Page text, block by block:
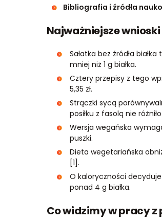
Bibliografia i źródła
Najważniejsze
Sałatka bez źródła
mniej niż 1 g białka.
Cztery przepisy z tego
5,35 zł.
Strączki sycą
posiłku z fasolą nie
Wersja wegańska
puszki.
Dieta wegetariańska
[1].
O kaloryczności decyduje
ponad 4 g białka.
Co widzimy w pracy z